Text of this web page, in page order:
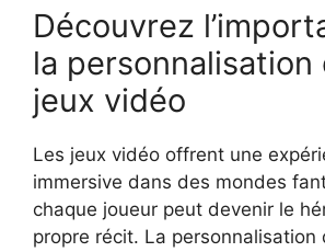
Découvrez
la personnalisation
jeux vidéo
Les jeux vidéo offrent une
immersive dans des mondes
chaque joueur peut devenir le
propre récit. La personnalisation